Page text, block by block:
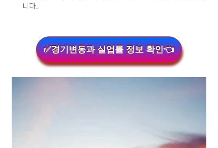
니다.
✅경기변동과 실업률 정보 확인👈